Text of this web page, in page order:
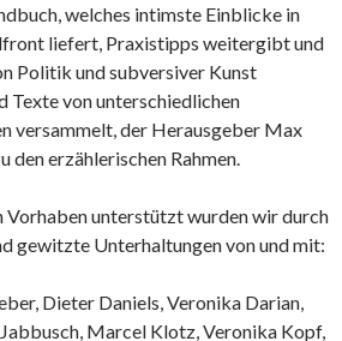
welches intimste Einblicke in
liefert, Praxistipps weitergibt und
Politik und subversiver Kunst
Texte von unterschiedlichen
versammelt, der Herausgeber Max
erzählerischen Rahmen.
Vorhaben unterstützt wurden wir durch
gewitzte Unterhaltungen von und mit:
Dieter Daniels, Veronika Darian,
Jabbusch, Marcel Klotz, Veronika Kopf,